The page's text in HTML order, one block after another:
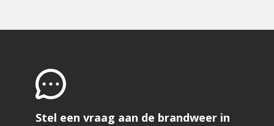
Stel een vraag aan de brandweer in